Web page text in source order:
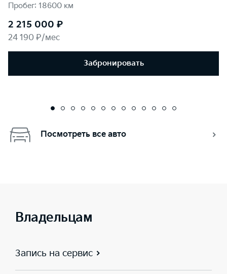
Пробег: 18600 км
2 215 000 ₽
24 190 ₽/мес
Забронировать
Посмотреть все авто
Владельцам
Запись на сервис